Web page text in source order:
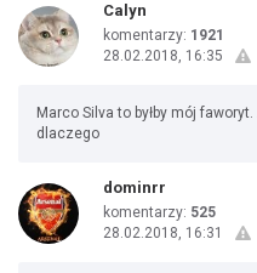
Calyn
komentarzy: 1921
28.02.2018, 16:35
Marco Silva to byłby mój
dlaczego
dominrr
komentarzy: 525
28.02.2018, 16:31